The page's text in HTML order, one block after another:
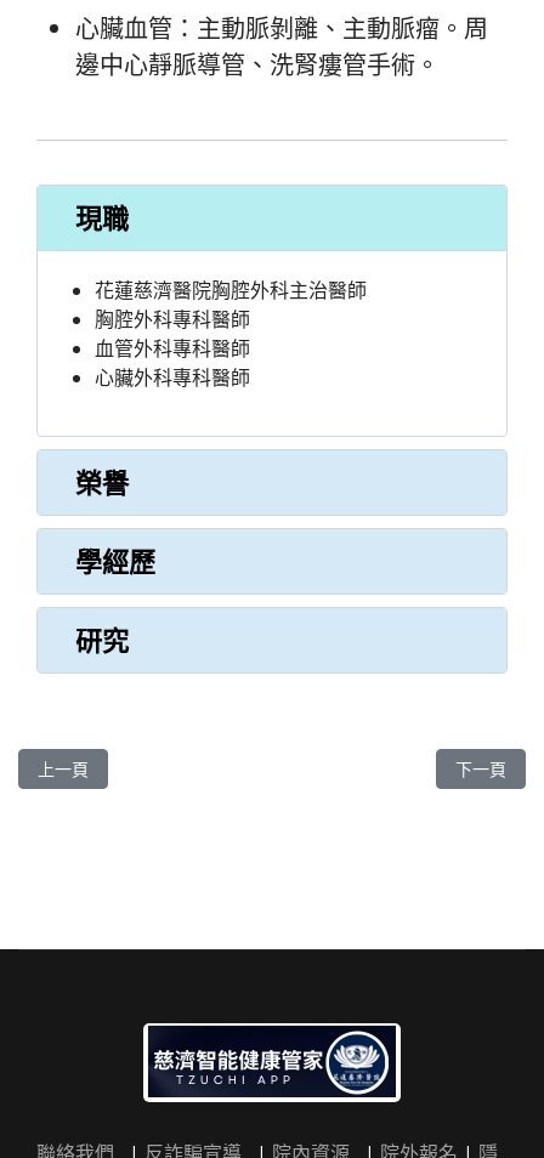
心臟血管：主動脈剝離、主動脈瘤。周
邊中心靜脈導管、洗腎瘻管手術。
現職
花蓮慈濟醫院胸腔外科主治醫師
胸腔外科專科醫師
血管外科專科醫師
心臟外科專科醫師
榮譽
學經歷
研究
上一篇文章: 張比嵩 主任
上一頁 下一篇文
下一頁